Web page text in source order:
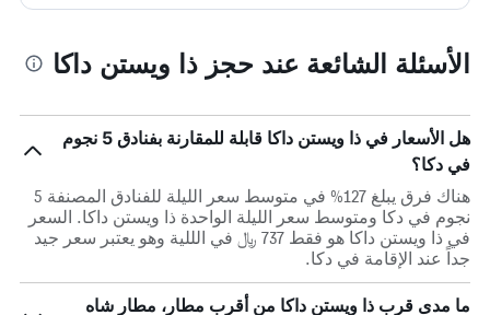
الأسئلة الشائعة عند حجز ذا ويستن داكا
هل الأسعار في ذا ويستن داكا قابلة للمقارنة بفنادق 5 نجوم
في دكا؟
هناك فرق يبلغ 127% في متوسط ​​سعر الليلة للفنادق المصنفة 5
نجوم في دكا ومتوسط ​​سعر الليلة الواحدة ذا ويستن داكا. السعر
في ذا ويستن داكا هو فقط 737 ﷼ في الللية وهو يعتبر سعر جيد
جداً عند الإقامة في دكا.
ما مدى قرب ذا ويستن داكا من أقرب مطار، مطار شاه